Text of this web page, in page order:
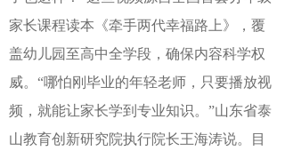
家长课程读本《牵手两代幸福路上》，覆
盖幼儿园至高中全学段，确保内容科学权
威。“哪怕刚毕业的年轻老师，只要播放视
频，就能让家长学到专业知识。”山东省泰
山教育创新研究院执行院长王海涛说。目